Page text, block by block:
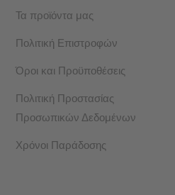
Τα προϊόντα μας
Πολιτική Επιστροφών
Όροι και Προϋποθέσεις
Πολιτική Προστασίας
Προσωπικών Δεδομένων
Χρόνοι Παράδοσης